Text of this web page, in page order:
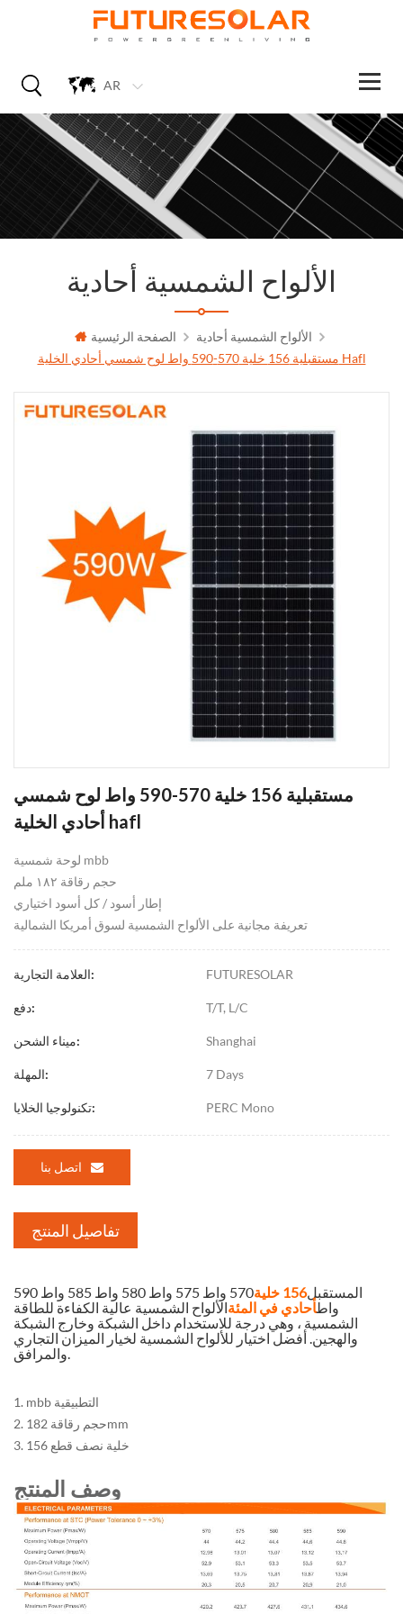
AR
الألواح الشمسية أحادية
الصفحة الرئيسية
الألواح الشمسية أحادية
مستقبلية 156 خلية 570-590 واط لوح شمسي أحادي الخلية Hafl
مستقبلية 156 خلية 570-590 واط لوح شمسي
أحادي الخلية hafl
لوحة شمسية mbb
حجم رقاقة ١٨٢ ملم
إطار أسود / كل أسود اختياري
تعريفة مجانية على الألواح الشمسية لسوق أمريكا الشمالية
العلامة التجارية: FUTURESOLAR
دفع: T/T, L/C
ميناء الشحن: Shanghai
المهلة: 7 Days
تكنولوجيا الخلايا: PERC Mono
اتصل بنا
تفاصيل المنتج
المستقبل156 خلية
570 واط 575 واط 580 واط 585 واط 590
واطأحادي في المئةالألواح الشمسية عالية الكفاءة للطاقة
الشمسية ، وهي درجة للاستخدام داخل الشبكة وخارج الشبكة
والهجين. أفضل اختيار للألواح الشمسية لخيار الميزان التجاري
والمرافق.
1. mbb التطبيقية
2. حجم رقاقة 182mm
3. 156 خلية نصف قطع
وصف المنتج